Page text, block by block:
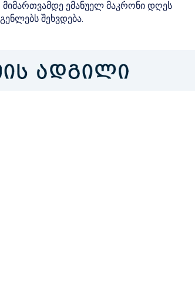
მიმართვამდე ემანუელ მაკრონი დღეს
შეხვდება.